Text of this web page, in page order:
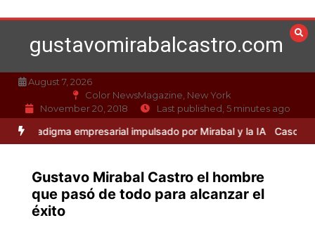
to
contentgustavomirabalcastro.com
August 7, 2026
Color NewsMagazine, New York
November 20, 2018
Last published, 5 minutes ago
empresarial impulsado por Mirabal y la IA Caso Mirabal: La
Gustavo Mirabal Castro el hombre
que pasó de todo para alcanzar el
éxito